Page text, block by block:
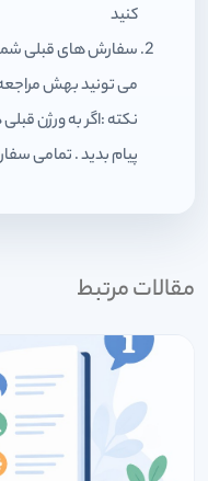
کنید
سفارش های قبلی
می تونید بهش
نکته :‌اگر به ورژن
پیام بدید . تمامی
مقالات مرتبط